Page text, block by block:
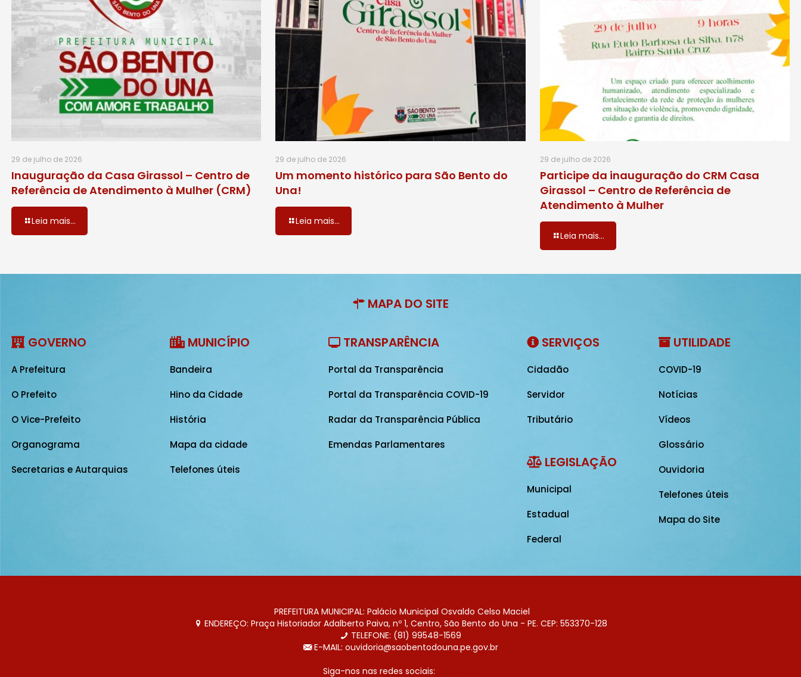
29 de julho de 2026
Inauguração da Casa Girassol – Centro de
Referência de Atendimento à Mulher (CRM)
Leia mais...
29 de julho de 2026
Um momento histórico para São Bento do
Una!
Leia mais...
29 de julho de 2026
Participe da inauguração do CRM Casa
Girassol – Centro de Referência de
Atendimento à Mulher
Leia mais...
MAPA DO SITE
GOVERNO
A Prefeitura
O Prefeito
O Vice-Prefeito
Organograma
Secretarias e Autarquias
MUNICÍPIO
Bandeira
Hino da Cidade
História
Mapa da cidade
Telefones úteis
TRANSPARÊNCIA
Portal da Transparência
Portal da Transparência COVID-19
Radar da Transparência Pública
Emendas Parlamentares
SERVIÇOS
Cidadão
Servidor
Tributário
LEGISLAÇÃO
Municipal
Estadual
Federal
UTILIDADE
COVID-19
Notícias
Vídeos
Glossário
Ouvidoria
Telefones úteis
Mapa do Site
PREFEITURA MUNICIPAL: Palácio Municipal Osvaldo Celso Maciel
ENDEREÇO: Praça Historiador Adalberto Paiva, nº 1, Centro, São Bento do Una - PE. CEP: 553370-128
TELEFONE: (81) 99548-1569
E-MAIL: ouvidoria@saobentodouna.pe.gov.br
Siga-nos nas redes sociais: